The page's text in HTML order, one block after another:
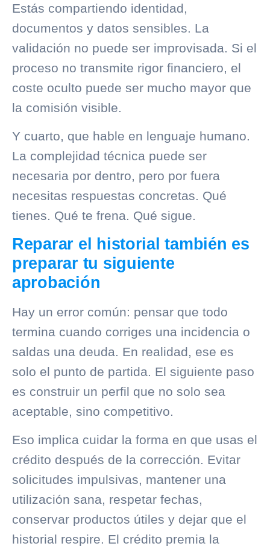
Estás compartiendo identidad,
documentos y datos sensibles. La
validación no puede ser improvisada. Si el
proceso no transmite rigor financiero, el
coste oculto puede ser mucho mayor que
la comisión visible.
Y cuarto, que hable en lenguaje humano.
La complejidad técnica puede ser
necesaria por dentro, pero por fuera
necesitas respuestas concretas. Qué
tienes. Qué te frena. Qué sigue.
Reparar el historial también es
preparar tu siguiente
aprobación
Hay un error común: pensar que todo
termina cuando corriges una incidencia o
saldas una deuda. En realidad, ese es
solo el punto de partida. El siguiente paso
es construir un perfil que no solo sea
aceptable, sino competitivo.
Eso implica cuidar la forma en que usas el
crédito después de la corrección. Evitar
solicitudes impulsivas, mantener una
utilización sana, respetar fechas,
conservar productos útiles y dejar que el
historial respire. El crédito premia la